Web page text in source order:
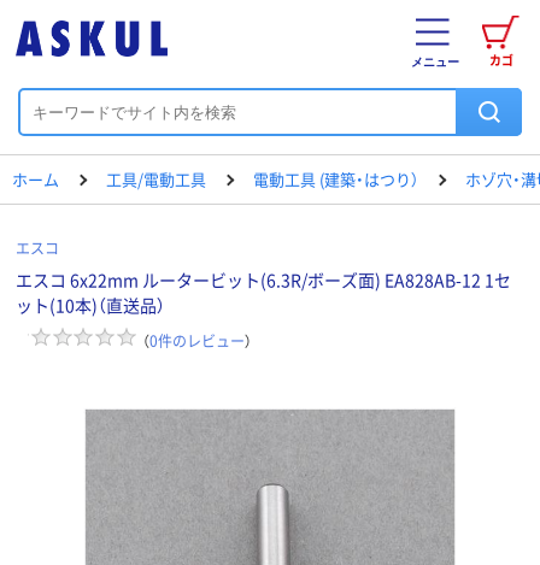
カゴ
メニュー
ホーム 工具/電動工具 電動工具 (建築・はつり） ホゾ穴・
エスコ
エスコ 6x22mm ルータービット(6.3R/ボーズ面) EA828AB-12 1セ
ット(10本)（直送品）
（0件のレビュー）